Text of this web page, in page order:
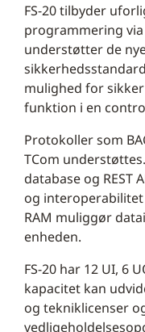
FS-20 tilbyder
programmering via
understøtter de
mulighed for
funktion i en
Protokoller som
TCom
database og REST
og interoperabilitet
RAM muliggør
enheden.
FS-20 har 12 UI, 6
kapacitet kan
og tekniklicenser